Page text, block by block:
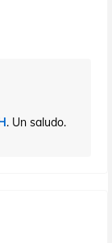
. Un saludo.